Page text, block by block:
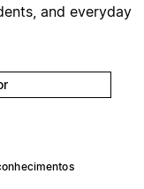
and everyday